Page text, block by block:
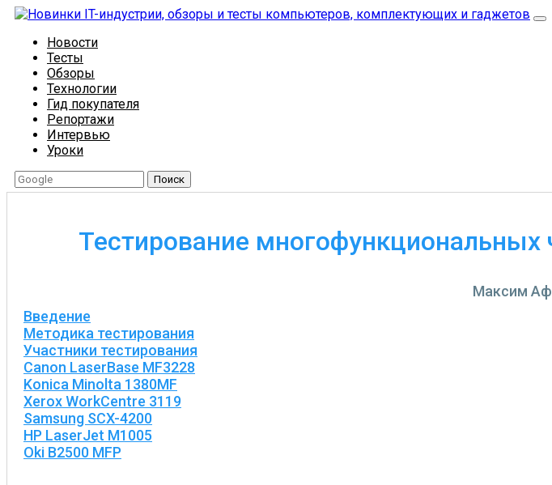
Новости
Тесты
Обзоры
Технологии
Гид покупателя
Репортажи
Интервью
Уроки
Поиск
Тестирование
Максим
Введение
Методика тестирования
Участники тестирования
Canon LaserBase MF3228
Konica Minolta 1380MF
Xerox WorkCentre 3119
Samsung SCX-4200
HP LaserJet M1005
Oki B2500 MFP